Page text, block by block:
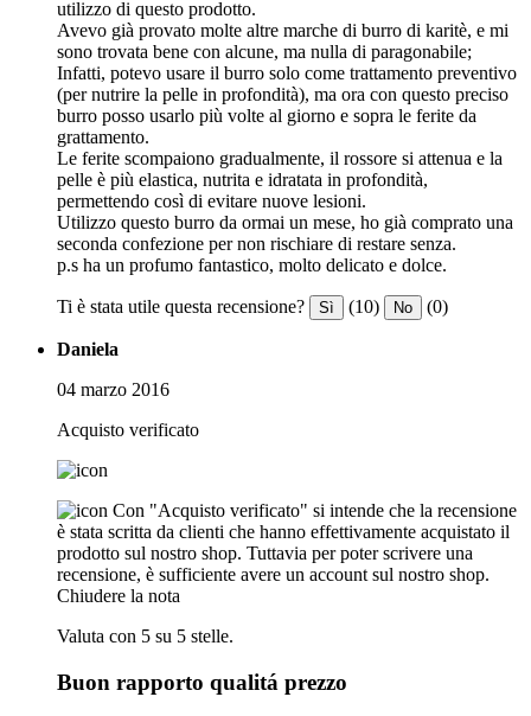
utilizzo di questo prodotto.
Avevo già provato molte altre marche di burro di karitè, e mi
sono trovata bene con alcune, ma nulla di paragonabile;
Infatti, potevo usare il burro solo come trattamento preventivo
(per nutrire la pelle in profondità), ma ora con questo preciso
burro posso usarlo più volte al giorno e sopra le ferite da
grattamento.
Le ferite scompaiono gradualmente, il rossore si attenua e la
pelle è più elastica, nutrita e idratata in profondità,
permettendo così di evitare nuove lesioni.
Utilizzo questo burro da ormai un mese, ho già comprato una
seconda confezione per non rischiare di restare senza.
p.s ha un profumo fantastico, molto delicato e dolce.
Ti è stata utile questa recensione? Sì (10) No (0)
Daniela
04 marzo 2016
Acquisto verificato
Con "Acquisto verificato" si intende che la recensione
è stata scritta da clienti che hanno effettivamente acquistato il
prodotto sul nostro shop. Tuttavia per poter scrivere una
recensione, è sufficiente avere un account sul nostro shop.
Chiudere la nota
Valuta con 5 su 5 stelle.
Buon rapporto qualitá prezzo